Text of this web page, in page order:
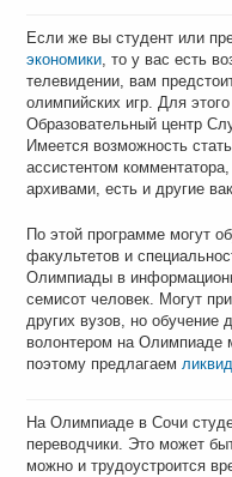
Если же вы студент или
экономики, то у вас есть
телевидении, вам
олимпийских игр. Для
Образовательный центр
Имеется возможность
ассистентом
архивами, есть и другие
По этой программе могут
факультетов и
Олимпиады в
семисот человек. Могут
других вузов, но
волонтером на Олимпиаде
поэтому предлагаем
На Олимпиаде в Сочи
переводчики. Это может
можно и трудоустроится